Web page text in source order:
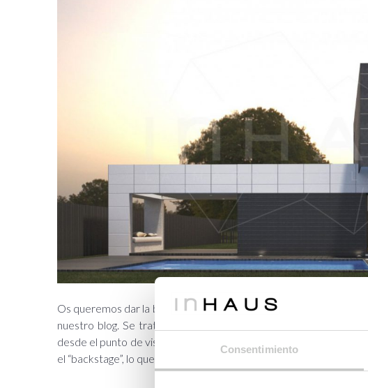
Consentimiento
Os queremos dar la bienvenida desde casas modulares inHAUS
nuestro blog. Se trata de un apartado desde el que
desde el punto de vista de lo que ocurre en nuestras oficinas,
el “backstage”, lo que “se está…